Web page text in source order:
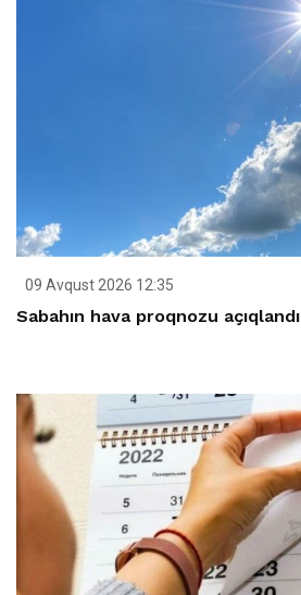
09 Avqust 2026 12:35
Sabahın hava proqnozu açıqlandı